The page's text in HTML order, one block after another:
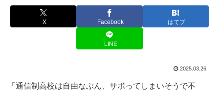
X Facebook はてブ
LINE
2025.03.26
「通信制高校は自由なぶん、サボってしまいそうで不